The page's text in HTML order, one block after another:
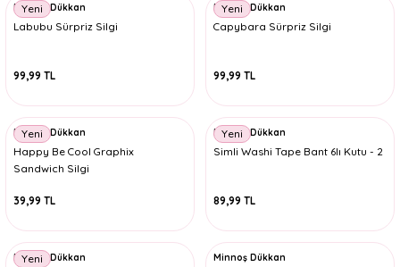
Yeni
Minnoş Dükkan
Labubu Sürpriz Silgi
99,99 TL
Yeni
Minnoş Dükkan
Capybara Sürpriz Silgi
99,99 TL
Yeni
Minnoş Dükkan
Happy Be Cool Graphix
Sandwich Silgi
39,99 TL
Yeni
Minnoş Dükkan
Simli Washi Tape Bant 6lı Kutu - 2
89,99 TL
Yeni
Minnoş Dükkan Minnoş Dükkan